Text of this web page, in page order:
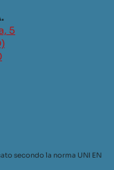
5
secondo la norma UNI EN